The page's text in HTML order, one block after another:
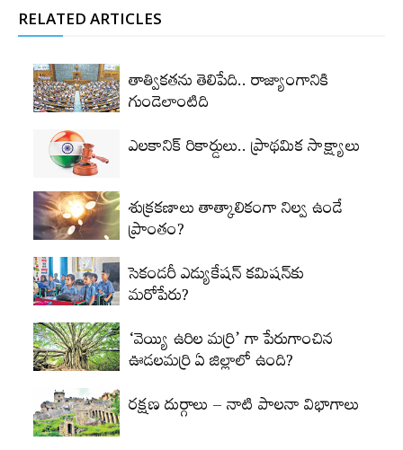
RELATED ARTICLES
తాత్వికతను తెలిపేది.. రాజ్యాంగానికి
గుండెలాంటిది
ఎలకానిక్‌ రికార్డులు.. ప్రాథమిక సాక్ష్యాలు
శుక్రకణాలు తాత్కాలికంగా నిల్వ ఉండే
ప్రాంతం?
సెకండరీ ఎడ్యుకేషన్‌ కమిషన్‌కు
మరోపేరు?
‘వెయ్యి ఉరిల మర్రి’ గా పేరుగాంచిన
ఊడలమర్రి ఏ జిల్లాలో ఉంది?
రక్షణ దుర్గాలు – నాటి పాలనా విభాగాలు